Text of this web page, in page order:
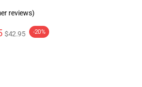
reviews)
$42.95 -20%